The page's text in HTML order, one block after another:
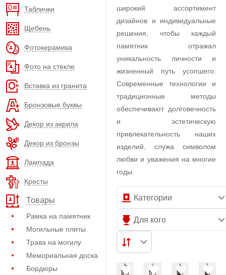
Таблички
Щебень
Фотокерамика
Фото на стекле
Вставка из гранита
Бронзовые буквы
Декор из акрила
Декор из бронзы
Лампада
Кресты
Товары
Рамка на памятник
Могильные плиты
Трава на могилу
Мемориальная доска
Бордюры
широкий ассортимент
дизайнов и индивидуальные
решения, чтобы каждый
памятник отражал
уникальность личности и
жизненный путь усопшего.
Современные технологии и
традиционные методы
обеспечивают долговечность
и эстетическую
привлекательность наших
изделий, служа символом
любви и уважения на многие
годы.
Категории
Для кого